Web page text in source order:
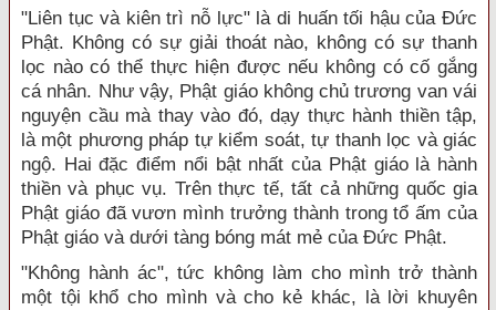
"Liên tục và kiên trì nỗ lực" là di huấn tối hậu của Đức
Phật. Không có sự giải thoát nào, không có sự thanh
lọc nào có thể thực hiện được nếu không có cố gắng
cá nhân. Như vậy, Phật giáo không chủ trương van vái
nguyện cầu mà thay vào đó, dạy thực hành thiền tập,
là một phương pháp tự kiểm soát, tự thanh lọc và giác
ngộ. Hai đặc điểm nổi bật nhất của Phật giáo là hành
thiền và phục vụ. Trên thực tế, tất cả những quốc gia
Phật giáo đã vươn mình trưởng thành trong tổ ấm của
Phật giáo và dưới tàng bóng mát mẻ của Đức Phật.
"Không hành ác", tức không làm cho mình trở thành
một tội khổ cho mình và cho kẻ khác, là lời khuyên